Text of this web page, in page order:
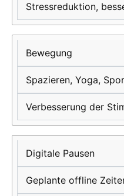
Stressreduktion,
Bewegung
Spazieren, Yoga,
Verbesserung der
Digitale Pausen
Geplante offline